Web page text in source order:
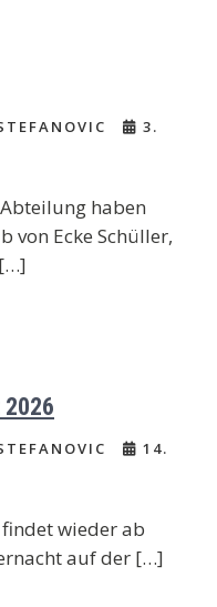
3.
haben
von Ecke Schüller,
14.
wieder ab
auf der […]